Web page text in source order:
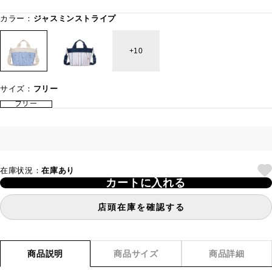
カラー： ジャスミンストライプ
10
サイズ： フリー
フリー
在庫状況：在庫あり
カートに入れる
店頭在庫を確認する
商品説明 商品サイズ 商品詳細